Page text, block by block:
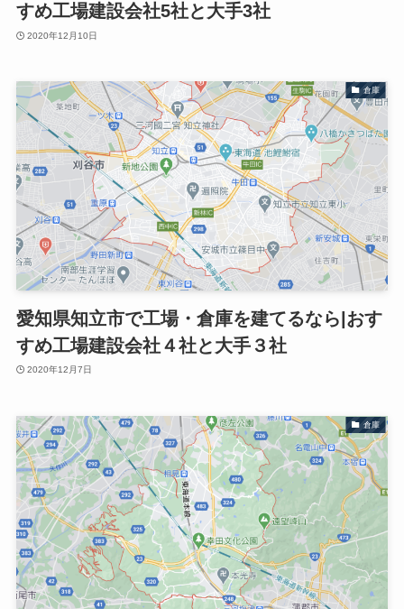
すめ工場建設会社5社と大手3社
2020年12月10日
倉庫
愛知県知立市で工場・倉庫を建てるなら|おす
すめ工場建設会社４社と大手３社
2020年12月7日
倉庫